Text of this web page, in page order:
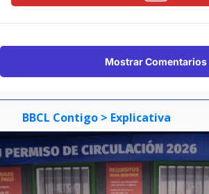
Mostrar Comentarios
BBCL Contigo > Explicativa